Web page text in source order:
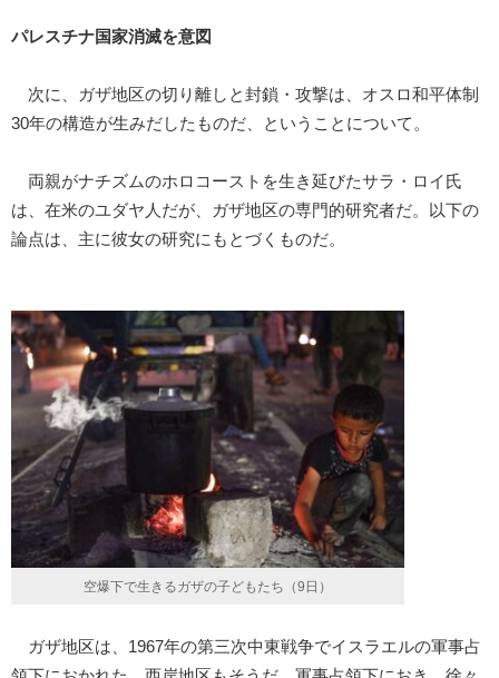
パレスチナ国家消滅を意図
次に、ガザ地区の切り離しと封鎖・攻撃は、オスロ和平体制
30年の構造が生みだしたものだ、ということについて。
両親がナチズムのホロコーストを生き延びたサラ・ロイ氏
は、在米のユダヤ人だが、ガザ地区の専門的研究者だ。以下の
論点は、主に彼女の研究にもとづくものだ。
空爆下で生きるガザの子どもたち（9日）
ガザ地区は、1967年の第三次中東戦争でイスラエルの軍事占